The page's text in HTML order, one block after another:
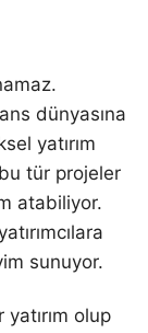
dünyasına
yatırım
tür projeler
atabiliyor.
sunuyor.
olup